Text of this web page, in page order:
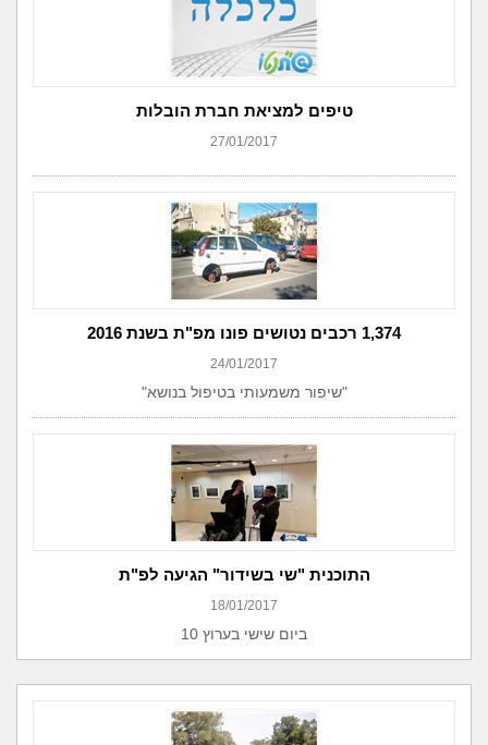
טיפים למציאת חברת הובלות
27/01/2017
1,374 רכבים נטושים פונו מפ"ת בשנת 2016
24/01/2017
"שיפור משמעותי בטיפול בנושא"
התוכנית "שי בשידור" הגיעה לפ"ת
18/01/2017
ביום שישי בערוץ 10